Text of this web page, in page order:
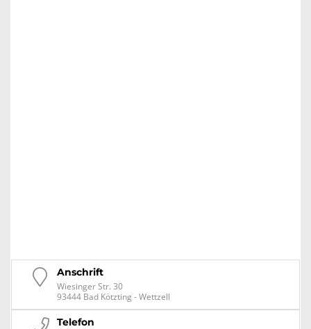
Anschrift
Wiesinger Str. 30
93444 Bad Kötzting - Wettzell
Telefon